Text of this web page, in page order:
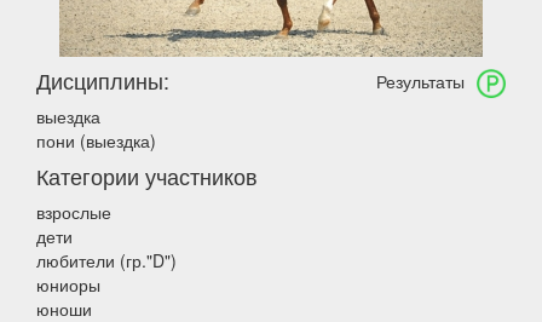
Результаты
Дисциплины:
выездка
пони (выездка)
Категории участников
взрослые
дети
любители (гр."D")
юниоры
юноши